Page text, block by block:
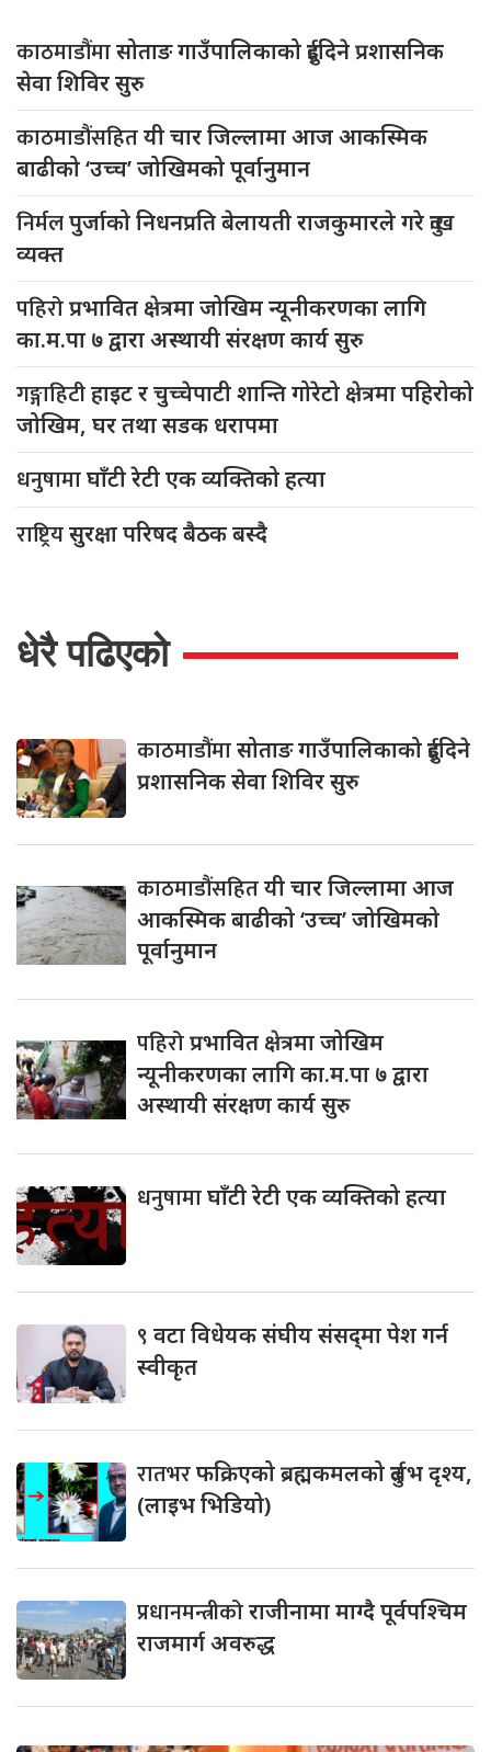
काठमाडौंमासोताङ गाउँपालिकाको दुईदिने प्रशासनिक
सेवा शिविर सुरु
काठमाडौंसहितयी चार जिल्लामा आज आकस्मिक
बाढीको ‘उच्च’ जोखिमको पूर्वानुमान
निर्मलपुर्जाको निधनप्रति बेलायती राजकुमारले गरे दुःख
व्यक्त
पहिरोप्रभावित क्षेत्रमा जोखिम न्यूनीकरणका लागि
का.म.पा ७ द्वारा अस्थायी संरक्षण कार्य सुरु
गङ्गाहिटीहाइट र चुच्चेपाटी शान्ति गोरेटो क्षेत्रमा पहिरोको
जोखिम, घर तथा सडक धरापमा
धनुषामाघाँटी रेटी एक व्यक्तिको हत्या
राष्ट्रियसुरक्षा परिषद बैठक बस्दै
धेरै पढिएको
काठमाडौंमासोताङ गाउँपालिकाको दुईदिने
प्रशासनिक सेवा शिविर सुरु
काठमाडौंसहितयी चार जिल्लामा आज
आकस्मिक बाढीको ‘उच्च’ जोखिमको
पूर्वानुमान
पहिरोप्रभावित क्षेत्रमा जोखिम
न्यूनीकरणका लागि का.म.पा ७ द्वारा
अस्थायी संरक्षण कार्य सुरु
धनुषामाघाँटी रेटी एक व्यक्तिको हत्या
९ वटा विधेयक संघीय संसद्‌मा पेश गर्न
स्वीकृत
रातभरफक्रिएको ब्रह्मकमलको दुर्लभ दृश्य,
(लाइभ भिडियो)
प्रधानमन्त्रीकोराजीनामा माग्दै पूर्वपश्चिम
राजमार्ग अवरुद्ध